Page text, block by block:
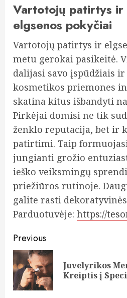
Vartotojų patirtys ir
elgsenos pokyčiai
Vartotojų patirtys ir
metu gerokai pasikeitė.
dalijasi savo įspūdžiais
kosmetikos priemones
skatina kitus išbandyti
Pirkėjai domisi ne tik
ženklo reputacija, bet ir
patirtimi. Taip
jungianti grožio
ieško veiksmingų
priežiūros rutinoje.
galite rasti
Parduotuvėje: https://
Continue
Reading
Previous
Juvelyrikos
Kreiptis į